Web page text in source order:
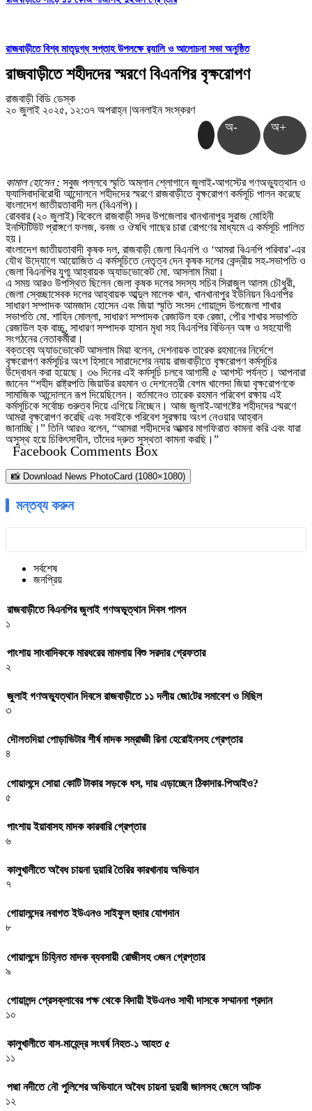
রাজবাড়ীতে বিশ্ব মাতৃদুগ্ধ সপ্তাহ উপলক্ষে র‌্যালি ও আলোচনা সভা অনুষ্ঠিত
রাজবাড়ীতে শহীদদের স্মরণে বিএনপির বৃক্ষরোপণ
রাজবাড়ী বিডি ডেস্ক
২০ জুলাই ২০২৫, ১২:৩৭ অপরাহ্ন |অনলাইন সংস্করণ
অ- অ+
কামাল হোসেন : সবুজ পল্লবে স্মৃতি অম্লান শ্লোগানে জুলাই-আগস্টের গণঅভ্যুত্থান ও
ফ্যাসিবাদবিরোধী আন্দোলনে শহীদদের স্মরণে রাজবাড়ীতে বৃক্ষরোপণ কর্মসূচি পালন করেছে
বাংলাদেশ জাতীয়তাবাদী দল (বিএনপি)।
রোববার (২০ জুলাই) বিকেলে রাজবাড়ী সদর উপজেলার খানখানাপুর সুরাজ মোহিনী
ইনস্টিটিউট প্রাঙ্গণে ফলজ, বনজ ও ঔষধি গাছের চারা রোপণের মাধ্যমে এ কর্মসূচি পালিত
হয়।
বাংলাদেশ জাতীয়তাবাদী কৃষক দল, রাজবাড়ী জেলা বিএনপি ও ‘আমরা বিএনপি পরিবার’-এর
যৌথ উদ্যোগে আয়োজিত এ কর্মসূচিতে নেতৃত্ব দেন কৃষক দলের কেন্দ্রীয় সহ-সভাপতি ও
জেলা বিএনপির যুগ্ম আহ্বায়ক অ্যাডভোকেট মো. আসলাম মিয়া।
এ সময় আরও উপস্থিত ছিলেন জেলা কৃষক দলের সদস্য সচিব সিরাজুল আলম চৌধুরী,
জেলা স্বেচ্ছাসেবক দলের আহ্বায়ক আব্দুল মালেক খান, খানখানাপুর ইউনিয়ন বিএনপির
সাধারণ সম্পাদক আমজাদ হোসেন এবং জিয়া স্মৃতি সংসদ গোয়ালন্দ উপজেলা শাখার
সভাপতি মো. শাহিন মোল্লা, সাধারণ সম্পাদক রেজাউল হক রেজা, পৌর শাখার সভাপতি
রেজাউল হক বাচ্চু, সাধারণ সম্পাদক হাসান মৃধা সহ বিএনপির বিভিন্ন অঙ্গ ও সহযোগী
সংগঠনের নেতাকর্মীরা।
বক্তব্যে অ্যাডভোকেট আসলাম মিয়া বলেন, দেশনায়ক তারেক রহমানের নির্দেশে
বৃক্ষরোপণ কর্মসূচির অংশ হিসাবে সারাদেশের ন্যায় রাজবাড়ীতে বৃক্ষরোপণ কর্মসূচির
উদ্বোধন করা হয়েছে। ৩৬ দিনের এই কর্মসূচি চলবে আগামী ৫ আগস্ট পর্যন্ত। আপনারা
জানেন “শহীদ রাষ্ট্রপতি জিয়াউর রহমান ও দেশনেত্রী বেগম খালেদা জিয়া বৃক্ষরোপণকে
সামাজিক আন্দোলনে রূপ দিয়েছিলেন। বর্তমানেও তারেক রহমান পরিবেশ রক্ষায় এই
কর্মসূচিকে সর্বোচ্চ গুরুত্ব দিয়ে এগিয়ে নিচ্ছেন। আজ জুলাই-আগষ্টের শহীদদের স্মরণে
আমরা বৃক্ষরোপণ করেছি এবং সবাইকে পরিবেশ সুরক্ষায় অংশ নেওয়ার আহ্বান
জানাচ্ছি।” তিনি আরও বলেন, “আমরা শহীদদের আত্মার মাগফিরাত কামনা করি এবং যারা
অসুস্থ হয়ে চিকিৎসাধীন, তাঁদের দ্রুত সুস্থতা কামনা করছি।”
Facebook Comments Box
📸 Download News PhotoCard (1080×1080)
মন্তব্য করুন
সর্বশেষ
জনপ্রিয়
রাজবাড়ীতে বিএন‌পির জুলাই গণঅভূত্থান দিবস পালন
১
পাংশায় সাংবাদিককে মারধরের মামলায় বিশু সরদার গ্রেফতার
২
জুলাই গণঅভ্যুত্থান দিবসে রাজবাড়ীতে ১১ দলীয় জো‌টের সমাবেশ ও মি‌ছিল
৩
দৌলতদিয়া পোড়াভিটার শীর্ষ মাদক সম্রাজ্ঞী রিনা হেরোইনসহ গ্রেপ্তার
৪
গোয়ালন্দে সোয়া কোটি টাকার সড়কে ধস, দায় এড়াচ্ছেন ঠিকাদার-পিআইও?
৫
পাংশায় ইয়াবাসহ মাদক কারবারি গ্রেপ্তার
৬
কালুখালীতে অবৈধ চায়না দুয়ারি তৈরির কারখানায় অভিযান
৭
গোয়ালন্দের নবাগত ইউএনও সাইফুল হুদার যোগদান
৮
গোয়ালন্দে চিহ্নিত মাদক ব্যবসায়ী রোজীসহ ৩জন গ্রেপ্তার
৯
গোয়ালন্দ প্রেসক্লাবের পক্ষ থেকে বিদায়ী ইউএনও সাথী দাসকে সম্মাননা প্রদান
১০
কালুখালীতে বাস-মাহেন্দ্র সংঘর্ষ নিহত-১ আহত ৫
১১
পদ্মা নদীতে নৌ পুলিশের অভিযানে অবৈধ চায়না দুয়ারী জালসহ জেলে আটক
১২